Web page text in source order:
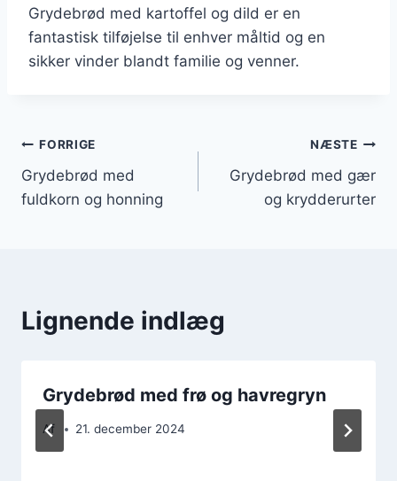
Grydebrød med kartoffel og dild er en
fantastisk tilføjelse til enhver måltid og en
sikker vinder blandt familie og venner.
Indlægsnavigation
FORRIGE
Grydebrød med
fuldkorn og honning
NÆSTE
Grydebrød med gær
og krydderurter
Lignende indlæg
Grydebrød med frø og havregryn
Af 21. december 2024